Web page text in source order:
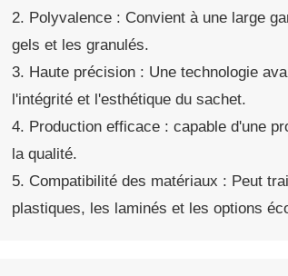
2. Polyvalence : Convient à une large
gels et les granulés.
3. Haute précision : Une technologie
l'intégrité et l'esthétique du sachet.
4. Production efficace : capable d'une
la qualité.
5. Compatibilité des matériaux : Peut
plastiques, les laminés et les options